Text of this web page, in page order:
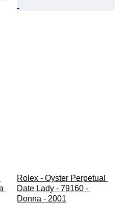
Rolex - Oyster Perpetual
Date Lady - 79160 -
Donna - 2001